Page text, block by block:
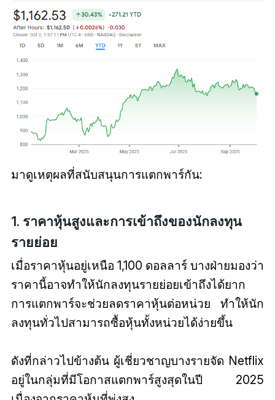
มาดูเหตุผลที่สนับสนุนการแตกพาร์กัน:
1. ราคาหุ้นสูงและการเข้าถึงของนักลงทุน
รายย่อย
เมื่อราคาหุ้นอยู่เหนือ 1,100 ดอลลาร์ บางฝ่ายมองว่า
ราคานี้อาจทำให้นักลงทุนรายย่อยเข้าถึงได้ยาก
การแตกพาร์จะช่วยลดราคาหุ้นต่อหน่วย ทำให้นัก
ลงทุนทั่วไปสามารถซื้อหุ้นทั้งหน่วยได้ง่ายขึ้น
ดังที่กล่าวไปข้างต้น ผู้เชี่ยวชาญบางรายจัด Netflix
อยู่ในกลุ่มที่มีโอกาสแตกพาร์สูงสุดในปี 2025